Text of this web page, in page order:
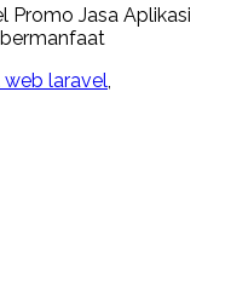
Promo Jasa Aplikasi
web laravel,